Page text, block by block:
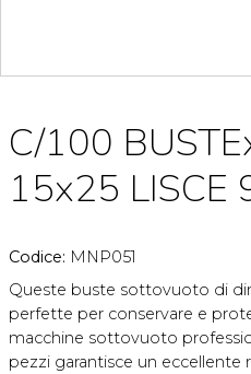
C/100
15x25 LISCE
Codice: MNP051
Queste buste sottovuoto di
perfette per conservare e
macchine sottovuoto
pezzi garantisce un